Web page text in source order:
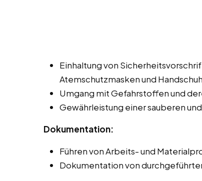
Einhaltung von
Atemschutzmasken und
Umgang mit Gefahrstoffen und
Gewährleistung einer sauberen
Dokumentation:
Führen von Arbeits- und
Dokumentation von